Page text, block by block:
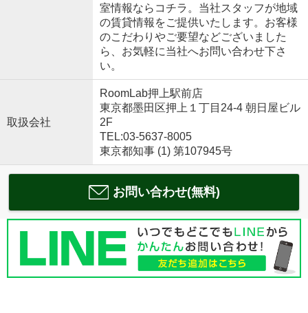
室情報ならコチラ。当社スタッフが地域
の賃貸情報をご提供いたします。お客様
のこだわりやご要望などございました
ら、お気軽に当社へお問い合わせ下さ
い。
取扱会社
RoomLab押上駅前店
東京都墨田区押上１丁目24-4 朝日屋ビル
2F
TEL:03-5637-8005
東京都知事 (1) 第107945号
お問い合わせ(無料)